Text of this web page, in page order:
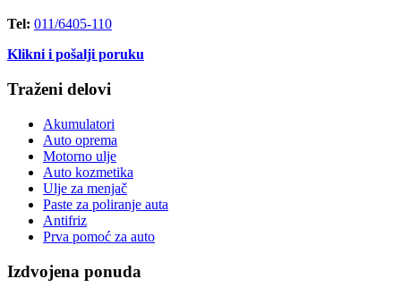
Tel: 011/6405-110
Klikni i pošalji poruku
Traženi delovi
Akumulatori
Auto oprema
Motorno ulje
Auto kozmetika
Ulje za menjač
Paste za poliranje auta
Antifriz
Prva pomoć za auto
Izdvojena ponuda